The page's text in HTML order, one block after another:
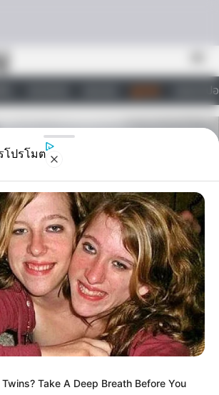
วอลเปเ
วัน ประจำวัน
โปรโมต
Take A Deep Breath Before You